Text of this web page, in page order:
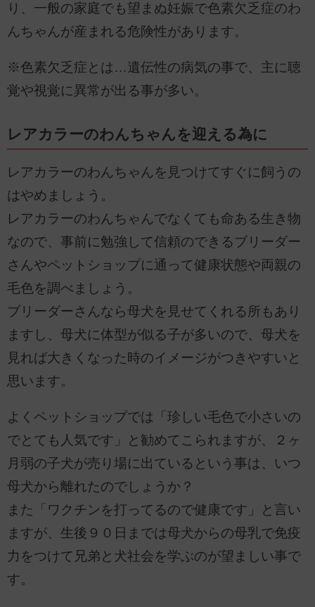
り、一般の家庭でも望まぬ妊娠で色素欠乏症のわ
んちゃんが産まれる危険性があります。
※色素欠乏症とは…遺伝性の病気の事で、主に聴
覚や視覚に異常が出る事が多い。
レアカラーのわんちゃんを迎える為に
レアカラーのわんちゃんを見つけてすぐに飼うの
はやめましょう。
レアカラーのわんちゃんでなくても命ある生き物
なので、事前に勉強して信頼のできるブリーダー
さんやペットショップに通って健康状態や両親の
毛色を調べましょう。
ブリーダーさんなら母犬を見せてくれる所もあり
ますし、母犬に体型が似る子が多いので、母犬を
見れば大きくなった時のイメージがつきやすいと
思います。
よくペットショップでは「珍しい毛色で小さいの
でとても人気です」と勧めてこられますが、２ヶ
月弱の子犬が売り場に出ているという事は、いつ
母犬から離れたのでしょうか？
また「ワクチンを打ってるので健康です」と言い
ますが、生後９０日までは母犬からの母乳で免疫
力をつけて兄弟と犬社会を学ぶのが望ましい事で
す。